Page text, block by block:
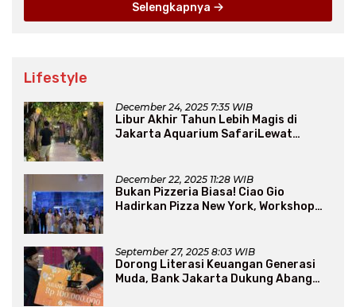
Selengkapnya
Lifestyle
December 24, 2025 7:35 WIB
Libur Akhir Tahun Lebih Magis di
Jakarta Aquarium SafariLewat
December 22, 2025 11:28 WIB
Bukan Pizzeria Biasa! Ciao Gio
Hadirkan Pizza New York, Workshop
September 27, 2025 8:03 WIB
Dorong Literasi Keuangan Generasi
Muda, Bank Jakarta Dukung Abang